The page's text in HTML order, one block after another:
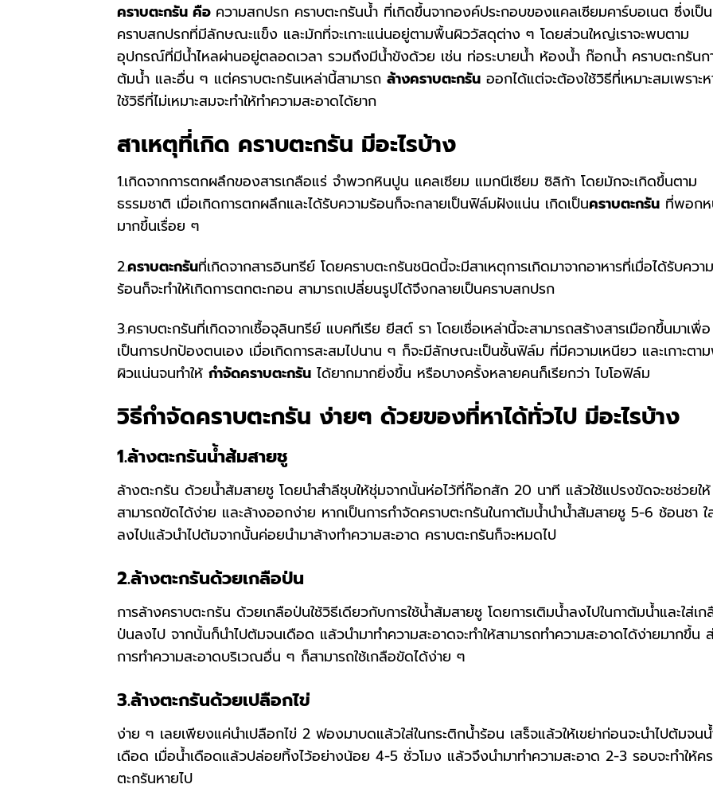
คราบตะกรัน คือ ความสกปรก คราบตะกรันน้ำ ที่เกิดขึ้นจากองค์ประกอบของแคลเซียมคาร์บอเนต ซึ่งเป็น
คราบสกปรกที่มีลักษณะแข็ง และมักที่จะเกาะแน่นอยู่ตามพื้นผิววัสดุต่าง ๆ โดยส่วนใหญ่เราจะพบตาม
อุปกรณ์ที่มีน้ำไหลผ่านอยู่ตลอดเวลา รวมถึงมีน้ำขังด้วย เช่น ท่อระบายน้ำ ห้องน้ำ ก๊อกน้ำ คราบตะกรันก
ต้มน้ำ และอื่น ๆ แต่คราบตะกรันเหล่านี้สามารถ ล้างคราบตะกรัน ออกได้แต่จะต้องใช้วิธีที่เหมาะสมเพราะ
ใช้วิธีที่ไม่เหมาะสมจะทำให้ทำความสะอาดได้ยาก
สาเหตุที่เกิด คราบตะกรัน มีอะไรบ้าง
1.เกิดจากการตกผลึกของสารเกลือแร่ จำพวกหินปูน แคลเซียม แมกนีเซียม ซิลิก้า โดยมักจะเกิดขึ้นตาม
ธรรมชาติ เมื่อเกิดการตกผลึกและได้รับความร้อนก็จะกลายเป็นฟิล์มฝังแน่น เกิดเป็นคราบตะกรัน ที่พอกห
มากขึ้นเรื่อย ๆ
2.คราบตะกรันที่เกิดจากสารอินทรีย์ โดยคราบตะกรันชนิดนี้จะมีสาเหตุการเกิดมาจากอาหารที่เมื่อได้รับความ
ร้อนก็จะทำให้เกิดการตกตะกอน สามารถเปลี่ยนรูปได้จึงกลายเป็นคราบสกปรก
3.คราบตะกรันที่เกิดจากเชื้อจุลินทรีย์ แบคทีเรีย ยีสต์ รา โดยเชื่อเหล่านี้จะสามารถสร้างสารเมือกขึ้นมาเพื่อ
เป็นการปกป้องตนเอง เมื่อเกิดการสะสมไปนาน ๆ ก็จะมีลักษณะเป็นชั้นฟิล์ม ที่มีความเหนียว และเกาะตา
ผิวแน่นจนทำให้ กำจัดคราบตะกรัน ได้ยากมากยิ่งขึ้น หรือบางครั้งหลายคนก็เรียกว่า ไบโอฟิล์ม
วิธีกำจัดคราบตะกรัน ง่ายๆ ด้วยของที่หาได้ทั่วไป มีอะไรบ้าง
1.ล้างตะกรันน้ําส้มสายชู
ล้างตะกรัน ด้วยน้ำส้มสายชู โดยนำสำลีชุบให้ชุ่มจากนั้นห่อไว้ที่ก๊อกสัก 20 นาที แล้วใช้แปรงขัดจะชช่วยให้
สามารถขัดได้ง่าย และล้างออกง่าย หากเป็นการกำจัดคราบตะกรันในกาต้มน้ำนำน้ำส้มสายชู 5-6 ช้อนชา ใ
ลงไปแล้วนำไปต้มจากนั้นค่อยนำมาล้างทำความสะอาด คราบตะกรันก็จะหมดไป
2.ล้างตะกรันด้วยเกลือป่น
การล้างคราบตะกรัน ด้วยเกลือป่นใช้วิธีเดียวกับการใช้น้ำส้มสายชู โดยการเติมน้ำลงไปในกาต้มน้ำและใส่เก
ป่นลงไป จากนั้นก็นำไปต้มจนเดือด แล้วนำมาทำความสะอาดจะทำให้สามารถทำความสะอาดได้ง่ายมากขึ้น
การทำความสะอาดบริเวณอื่น ๆ ก็สามารถใช้เกลือขัดได้ง่าย ๆ
3.ล้างตะกรันด้วยเปลือกไข่
ง่าย ๆ เลยเพียงแค่นำเปลือกไข่ 2 ฟองมาบดแล้วใส่ในกระติกน้ำร้อน เสร็จแล้วให้เขย่าก่อนจะนำไปต้มจน
เดือด เมื่อน้ำเดือดแล้วปล่อยทิ้งไว้อย่างน้อย 4-5 ชั่วโมง แล้วจึงนำมาทำความสะอาด 2-3 รอบจะทำให้ค
ตะกรันหายไป